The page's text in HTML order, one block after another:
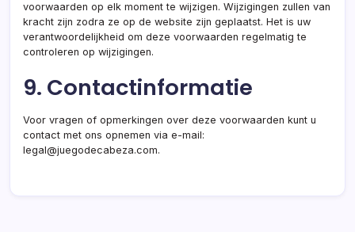
voorwaarden op elk moment te wijzigen. Wijzigingen zullen van
kracht zijn zodra ze op de website zijn geplaatst. Het is uw
verantwoordelijkheid om deze voorwaarden regelmatig te
controleren op wijzigingen.
9. Contactinformatie
Voor vragen of opmerkingen over deze voorwaarden kunt u
contact met ons opnemen via e-mail:
legal@juegodecabeza.com.